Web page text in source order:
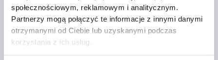
społecznościowym, reklamowym i analitycznym.
Partnerzy mogą połączyć te informacje z innymi danymi
otrzymanymi od Ciebie lub uzyskanymi podczas
korzystania z ich usług.
SZCZEGÓŁY PRODUKTU